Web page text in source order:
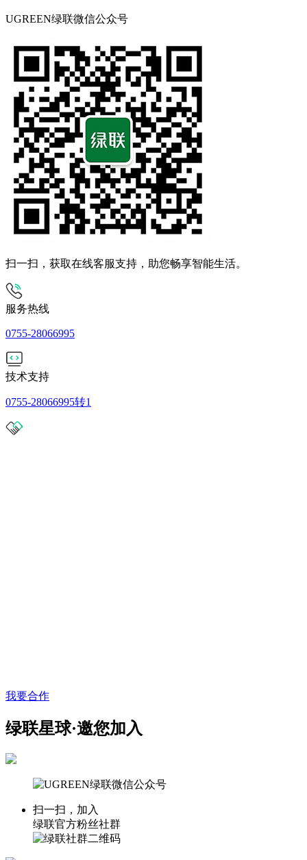
UGREEN绿联微信公众号
扫一扫，获取在线客服支持，助您畅享智能生活。
服务热线
0755-28066995
技术支持
0755-28066995转1
我要合作
绿联星球·邀您加入
扫一扫，加入
绿联官方粉丝社群